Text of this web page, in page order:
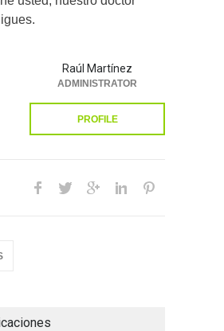
Raúl Martínez
ADMINISTRATOR
PROFILE